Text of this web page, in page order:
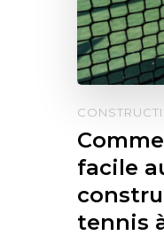
facile
tennis